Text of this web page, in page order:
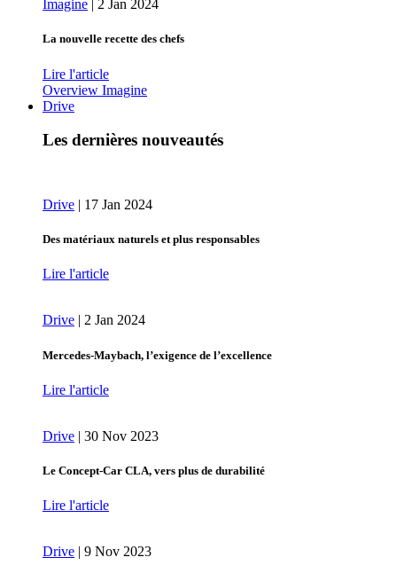
Imagine | 2 Jan 2024
La nouvelle recette des chefs
Lire l'article
Overview Imagine
Drive
Les dernières nouveautés
Drive | 17 Jan 2024
Des matériaux naturels et plus responsables
Lire l'article
Drive | 2 Jan 2024
Mercedes-Maybach, l’exigence de l’excellence
Lire l'article
Drive | 30 Nov 2023
Le Concept-Car CLA, vers plus de durabilité
Lire l'article
Drive | 9 Nov 2023